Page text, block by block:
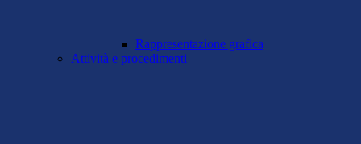
Rappresentazione grafica
Attività e procedimenti